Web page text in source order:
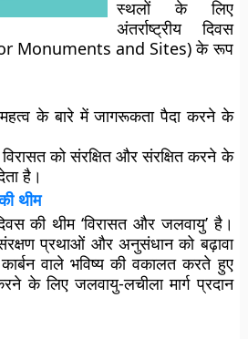
स्थलों के लिए
अंतर्राष्ट्रीय दिवस
Monuments and Sites) के रूप
के बारे में जागरूकता पैदा करने के
को संरक्षित और संरक्षित करने के
है।
थीम
की थीम ‘विरासत और जलवायु’ है।
प्रथाओं और अनुसंधान को बढ़ावा
वाले भविष्य की वकालत करते हुए
के लिए जलवायु-लचीला मार्ग प्रदान